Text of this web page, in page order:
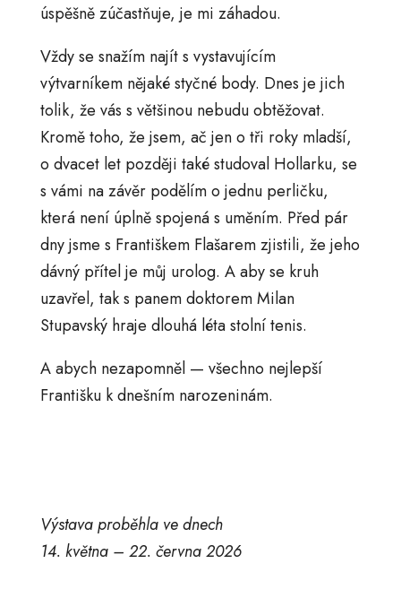
úspěšně zúčastňuje, je mi záhadou.
Vždy se snažím najít s vystavujícím
výtvarníkem nějaké styčné body. Dnes je jich
tolik, že vás s většinou nebudu obtěžovat.
Kromě toho, že jsem, ač jen o tři roky mladší,
o dvacet let později také studoval Hollarku, se
s vámi na závěr podělím o jednu perličku,
která není úplně spojená s uměním. Před pár
dny jsme s Františkem Flašarem zjistili, že jeho
dávný přítel je můj urolog. A aby se kruh
uzavřel, tak s panem doktorem Milan
Stupavský hraje dlouhá léta stolní tenis.
A abych nezapomněl — všechno nejlepší
Františku k dnešním narozeninám.​
Výstava proběhla ve dnech
14. května – 22. června 2026